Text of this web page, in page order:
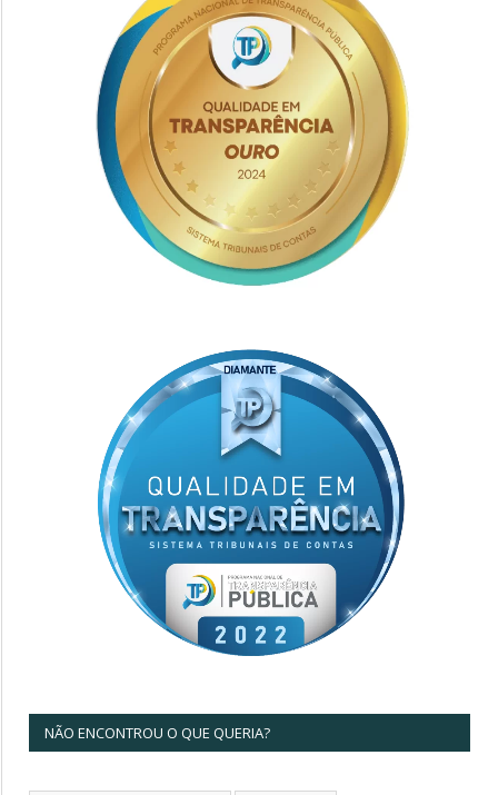
NÃO ENCONTROU O QUE QUERIA?